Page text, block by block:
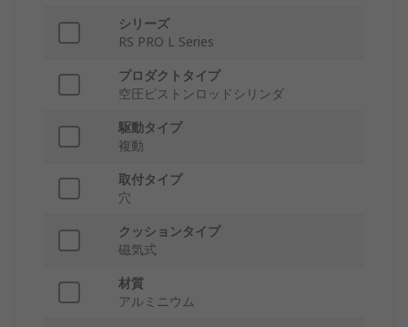
シリーズ
RS PRO L Series
プロダクトタイプ
空圧ピストンロッドシリンダ
駆動タイプ
複動
取付タイプ
穴
クッションタイプ
磁気式
材質
アルミニウム